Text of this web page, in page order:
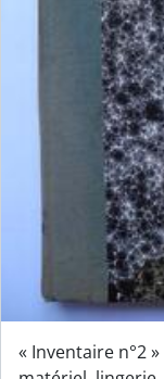
« Inventaire n°2